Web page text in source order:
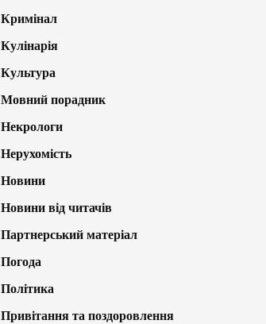
Кримінал
Кулінарія
Культура
Мовний порадник
Некрологи
Нерухомість
Новини
Новини від читачів
Партнерський матеріал
Погода
Політика
Привітання та поздоровлення